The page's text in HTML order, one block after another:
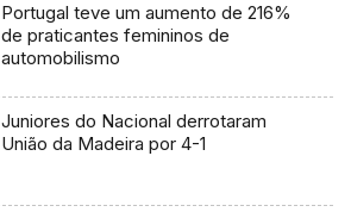
Portugal teve um aumento de 216%
de praticantes femininos de
automobilismo
Juniores do Nacional derrotaram
União da Madeira por 4-1